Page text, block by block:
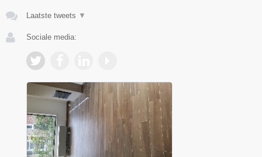
Laatste tweets ▼
Sociale media: